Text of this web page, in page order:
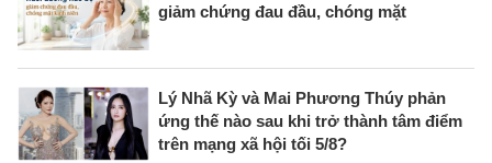
giảm chứng đau đầu, chóng mặt
Lý Nhã Kỳ và Mai Phương Thúy phản
ứng thế nào sau khi trở thành tâm điểm
trên mạng xã hội tối 5/8?